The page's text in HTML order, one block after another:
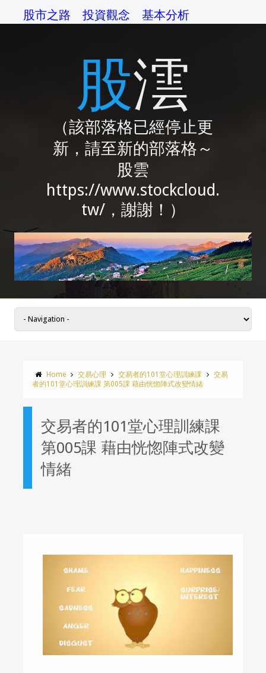
股市之路 投資觀念 基本分析
交易心理 綜論 相關網站
股澐
（該部落格已經停止更
新，請至新的部落格～
股雲
https://www.stockcloud.
tw/，謝謝！）
Home 交易心理 交易者的101堂心理訓練課
交易
者的101堂心理訓練課 第005課 藉由恍惚陣式改變情緒
交易者的101堂心理訓練課
第005課 藉由恍惚陣式改變
情緒